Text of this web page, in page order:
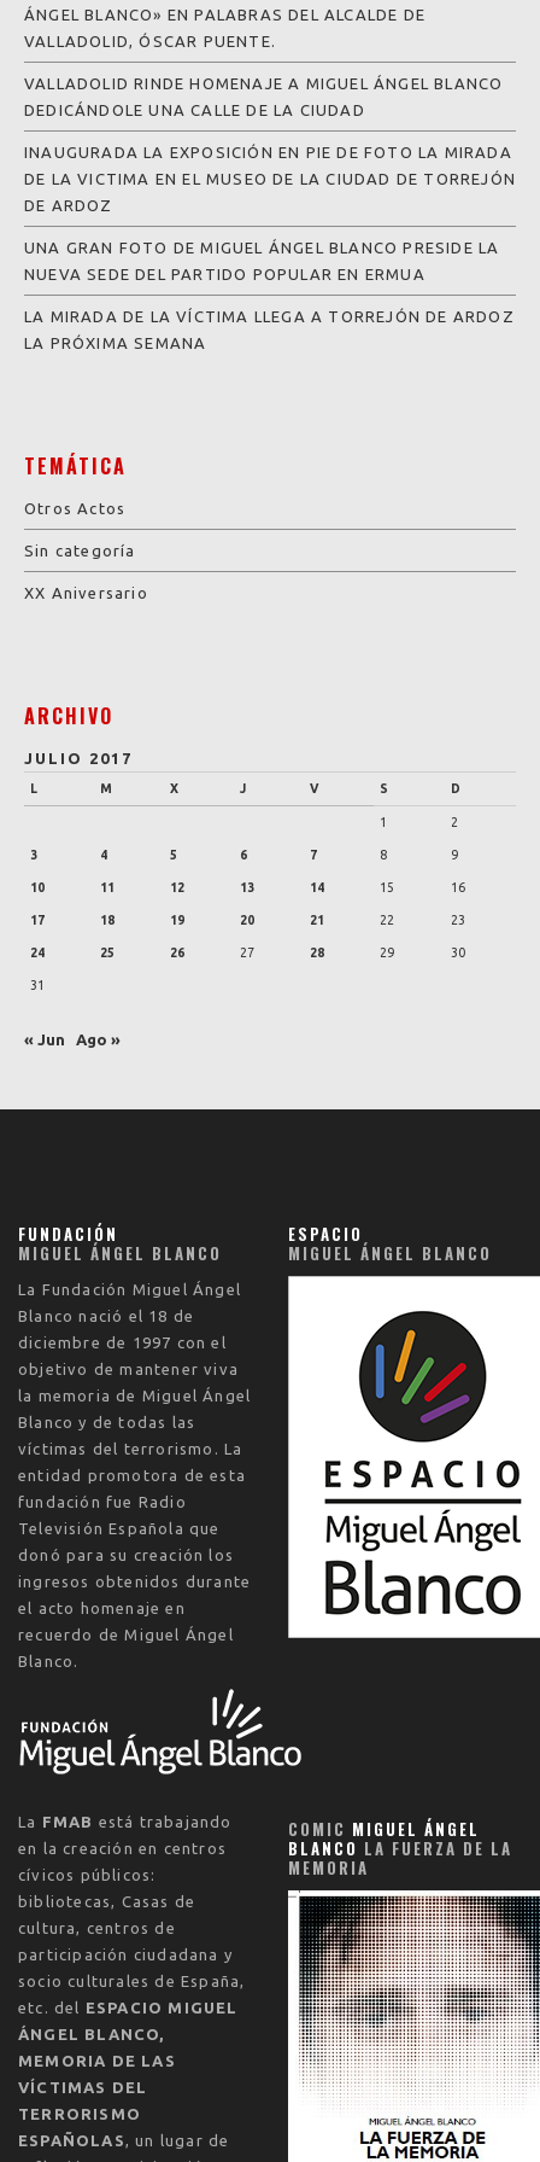
ÁNGEL BLANCO» EN PALABRAS DEL ALCALDE DE
VALLADOLID, ÓSCAR PUENTE.
VALLADOLID RINDE HOMENAJE A MIGUEL ÁNGEL BLANCO
DEDICÁNDOLE UNA CALLE DE LA CIUDAD
INAUGURADA LA EXPOSICIÓN EN PIE DE FOTO LA MIRADA
DE LA VICTIMA EN EL MUSEO DE LA CIUDAD DE TORREJÓN
DE ARDOZ
UNA GRAN FOTO DE MIGUEL ÁNGEL BLANCO PRESIDE LA
NUEVA SEDE DEL PARTIDO POPULAR EN ERMUA
LA MIRADA DE LA VÍCTIMA LLEGA A TORREJÓN DE ARDOZ
LA PRÓXIMA SEMANA
TEMÁTICA
Otros Actos
Sin categoría
XX Aniversario
ARCHIVO
JULIO 2017
L M X J V S D
1 2
3 4 5 6 7 8 9
10 11 12 13 14 15 16
17 18 19 20 21 22 23
24 25 26 27 28 29 30
31
« Jun Ago »
FUNDACIÓN
MIGUEL ÁNGEL BLANCO
La Fundación Miguel Ángel
Blanco nació el 18 de
diciembre de 1997 con el
objetivo de mantener viva
la memoria de Miguel Ángel
Blanco y de todas las
víctimas del terrorismo. La
entidad promotora de esta
fundación fue Radio
Televisión Española que
donó para su creación los
ingresos obtenidos durante
el acto homenaje en
recuerdo de Miguel Ángel
Blanco.
ESPACIO
MIGUEL ÁNGEL BLANCO
La FMAB está trabajando
en la creación en centros
cívicos públicos:
bibliotecas, Casas de
cultura, centros de
participación ciudadana y
socio culturales de España,
etc. del ESPACIO MIGUEL
ÁNGEL BLANCO,
MEMORIA DE LAS
VÍCTIMAS DEL
TERRORISMO
ESPAÑOLAS, un lugar de
COMIC MIGUEL ÁNGEL
BLANCO LA FUERZA DE LA
MEMORIA